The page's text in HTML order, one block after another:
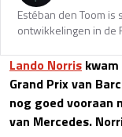
Estéban den Toom
ontwikkelingen in de
Lando Norris
Grand Prix van
nog goed vooraan
van Mercedes.